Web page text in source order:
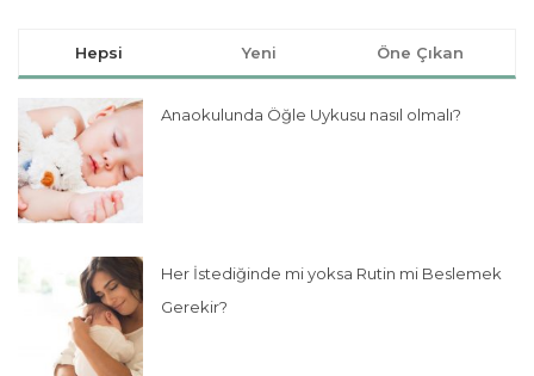
Hepsi Yeni Öne Çıkan
Anaokulunda Öğle Uykusu nasıl olmalı?
Her İstediğinde mi yoksa Rutin mi Beslemek
Gerekir?